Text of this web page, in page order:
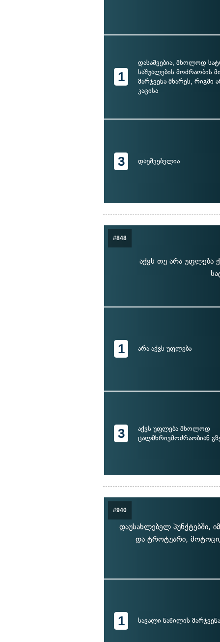
1
დასაშვებია, მხოლოდ
საშუალების მოძრაობის
მარჯვენა მხარეს, რიგში
კაცისა
3 დაუშვებელია
#848
აქვს თუ არა უფლება
1 არა აქვს უფლება
3
აქვს უფლება მხოლოდ
ცალმხრივმოძრაობიან
#940
დაუსახლებელ პუნქტებში,
და ტროტუარი,
1 სავალი ნაწილის